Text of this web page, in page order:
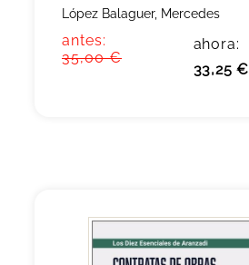
López Balaguer, Mercedes
antes:
35,00 €
ahora:
33,25 €